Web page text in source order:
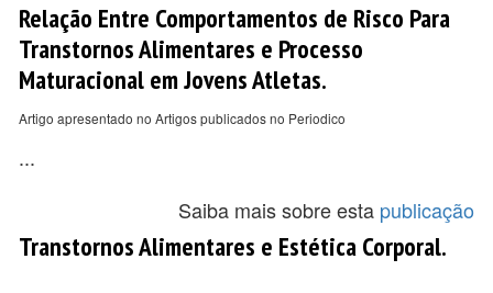
Relação Entre Comportamentos de Risco Para
Transtornos Alimentares e Processo
Maturacional em Jovens Atletas.
Artigo apresentado no Artigos publicados no Periodico
...
Saiba mais sobre esta publicação
Transtornos Alimentares e Estética Corporal.